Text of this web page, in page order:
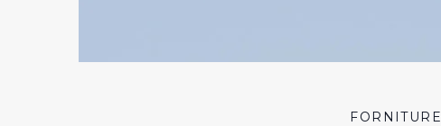
FORNITURE